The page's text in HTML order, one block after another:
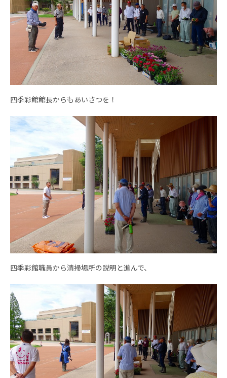
四季彩館館長からもあいさつを！
四季彩館職員から清掃場所の説明と進んで、